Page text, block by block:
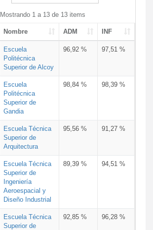
Mostrando 1 a 13 de 13 items
Nombre ADM INF
Escuela
Politécnica
Superior de Alcoy
96,92 % 97,51 %
Escuela
Politécnica
Superior de
Gandia
98,84 % 98,39 %
Escuela Técnica
Superior de
Arquitectura
95,56 % 91,27 %
Escuela Técnica
Superior de
Ingeniería
Aeroespacial y
Diseño Industrial
89,39 % 94,51 %
Escuela Técnica
Superior de
92,85 % 96,28 %